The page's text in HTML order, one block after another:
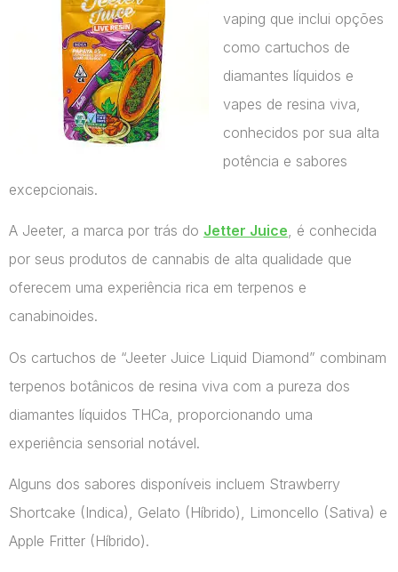
vaping que inclui opções
como cartuchos de
diamantes líquidos e
vapes de resina viva,
conhecidos por sua alta
potência e sabores
excepcionais.
A Jeeter, a marca por trás do Jetter Juice, é conhecida
por seus produtos de cannabis de alta qualidade que
oferecem uma experiência rica em terpenos e
canabinoides.
Os cartuchos de “Jeeter Juice Liquid Diamond” combinam
terpenos botânicos de resina viva com a pureza dos
diamantes líquidos THCa, proporcionando uma
experiência sensorial notável.
Alguns dos sabores disponíveis incluem Strawberry
Shortcake (Indica), Gelato (Híbrido), Limoncello (Sativa) e
Apple Fritter (Híbrido).